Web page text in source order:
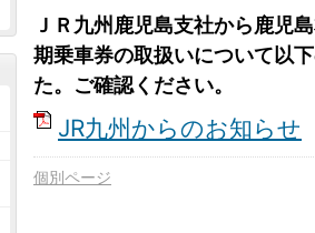
ＪＲ九州鹿児島支社から鹿児
期乗車券の取扱いについて以
た。ご確認ください。
JR九州からのお知らせ
個別ページ